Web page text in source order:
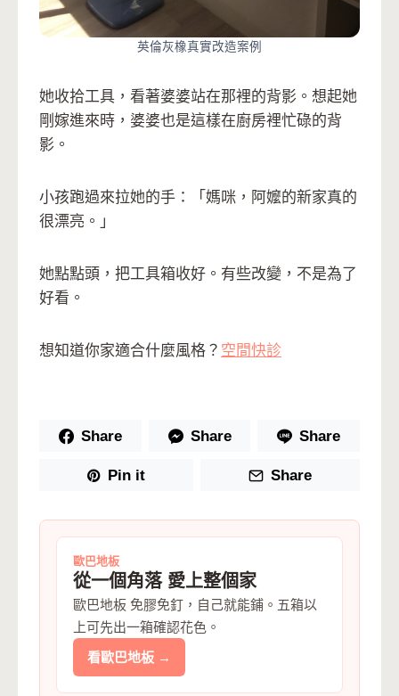
英倫灰橡真實改造案例
她收拾工具，看著婆婆站在那裡的背影。想起她
剛嫁進來時，婆婆也是這樣在廚房裡忙碌的背
影。
小孩跑過來拉她的手：「媽咪，阿嬤的新家真的
很漂亮。」
她點點頭，把工具箱收好。有些改變，不是為了
好看。
想知道你家適合什麼風格？ 空間快診
Share Share Share
Pin it Share
歐巴地板
從一個角落 愛上整個家
歐巴地板 免膠免釘，自己就能鋪。五箱以
上可先出一箱確認花色。
看歐巴地板 →